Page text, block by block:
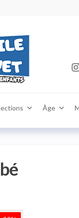
:
puériculture
enfants
partout au
Âge